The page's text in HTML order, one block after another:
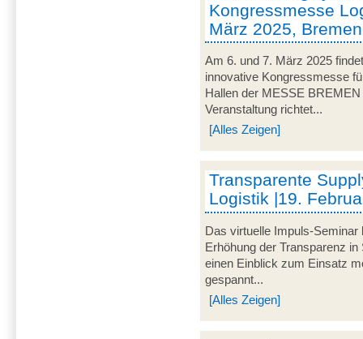
Kongressmesse
März 2025, Bremen
Am 6. und 7. März 2025
innovative Kongressmesse
Hallen der MESSE
Veranstaltung richtet...
[Alles Zeigen]
Transparente
Logistik |19.
Das virtuelle Impuls-Seminar
Erhöhung der Transparenz
einen Einblick zum Einsatz
gespannt...
[Alles Zeigen]